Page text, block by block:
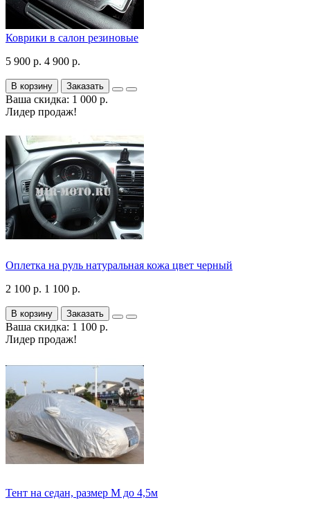
Коврики в салон резиновые
5 900 р. 4 900 р.
В корзину Заказать
Ваша скидка: 1 000 р.
Лидер продаж!
Оплетка на руль натуральная кожа цвет черный
2 100 р. 1 100 р.
В корзину Заказать
Ваша скидка: 1 100 р.
Лидер продаж!
Тент на седан, размер М до 4,5м